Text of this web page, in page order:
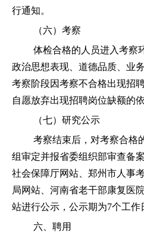
行通知。
（六）考察
体检合格的人员进入考察
政治思想表现、道德品质、业
考察阶段因考察不合格出现招
自愿放弃出现招聘岗位缺额的依
（七）研究公示
考察结束后，对考察合格
组审定并报省委组织部审查备
社会保障厅网站、郑州市人事
局网站、河南省老干部康复医
站进行公示，公示期为7个工作
六、聘用